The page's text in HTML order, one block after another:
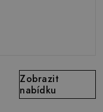
Zobrazit
nabídku